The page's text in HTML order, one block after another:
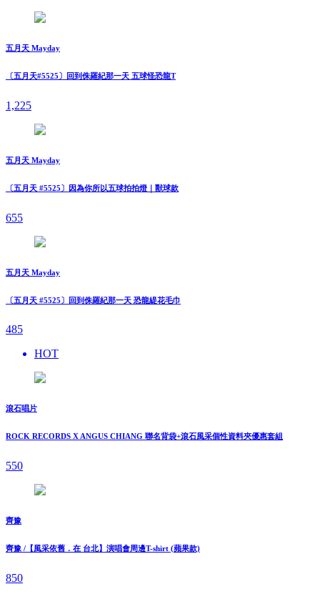
五月天 Mayday
〔五月天#5525〕回到侏羅紀那一天 五球怪恐龍T
1,225
五月天 Mayday
〔五月天 #5525〕因為你所以五球拍拍燈｜獸球款
655
五月天 Mayday
〔五月天 #5525〕回到侏羅紀那一天 恐龍緹花毛巾
485
HOT
滾石唱片
ROCK RECORDS X ANGUS CHIANG 聯名背袋+滾石風采個性資料夾優惠套組
550
齊豫
齊豫 /【風采依舊．在 台北】演唱會周邊T-shirt (蘋果款)
850